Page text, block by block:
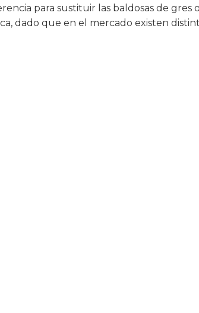
para sustituir las baldosas de
dado que en el mercado existen